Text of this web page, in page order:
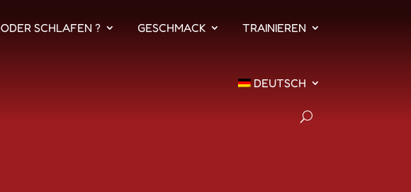
ODER SCHLAFEN ? GESCHMACK TRAINIEREN
DEUTSCH